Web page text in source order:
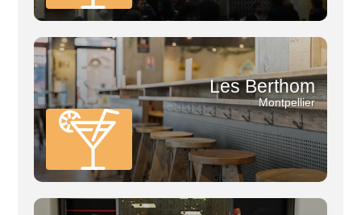
Les Berthom
Montpellier